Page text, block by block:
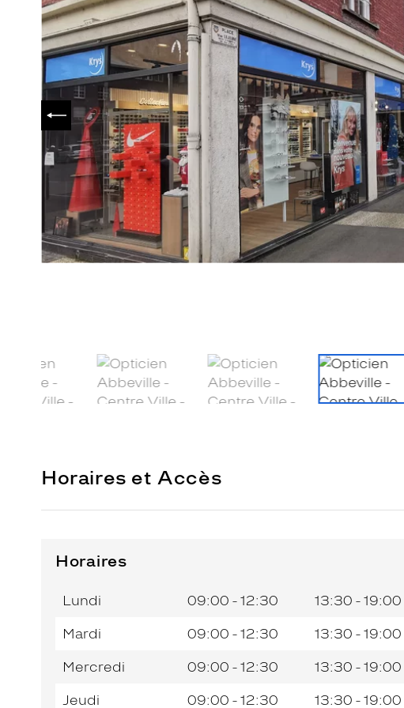
PRÉCÉDENT
Horaires et Accès
Horaires
Jour de
semaine
Horaires
l’après-
Lundi 09:00 - 12:30 13:30 - 19:00
Mardi 09:00 - 12:30 13:30 - 19:00
Mercredi 09:00 - 12:30 13:30 - 19:00
Jeudi 09:00 - 12:30 13:30 - 19:00